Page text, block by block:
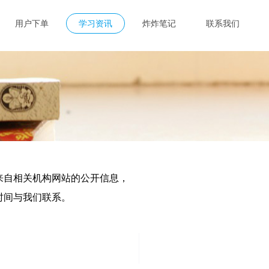
用户下单 学习资讯 炸炸笔记 联系我们
相关机构网站的公开信息，
与我们联系。